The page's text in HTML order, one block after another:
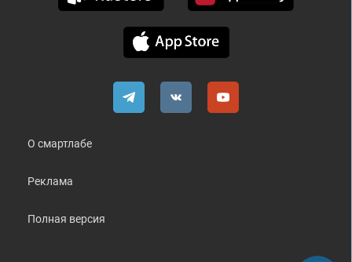
О смартлабе
Реклама
Полная версия